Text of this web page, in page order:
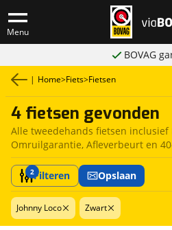
Menu
BOVAG
| Home>Fiets>Fietsen
4 fietsen gevonden
Alle tweedehands fietsen inclusief
Omruilgarantie, Afleverbeurt en
2Filteren Opslaan
Johnny Loco Zwart